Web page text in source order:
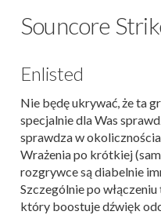
Souncore
Enlisted
Nie będę ukrywać, że ta
specjalnie dla Was
sprawdza w
Wrażenia po krótkiej
rozgrywce są diabelnie
Szczególnie po
który boostuje dźwięk